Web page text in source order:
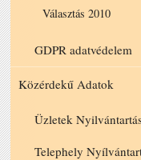
Választás 2010
GDPR adatvédelem
Közérdekű Adatok
Üzletek
Telephely